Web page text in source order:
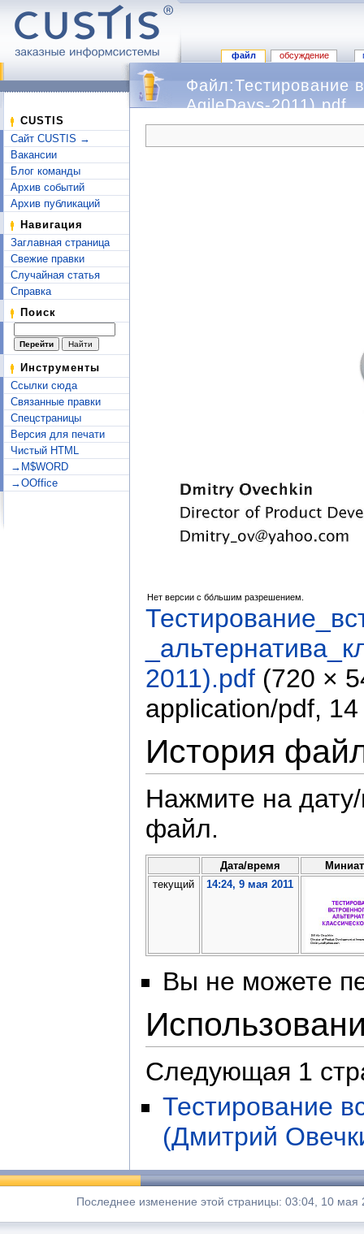
файл обсуждение
CUSTIS
Сайт CUSTIS →
Вакансии
Блог команды
Архив событий
Архив публикаций
Навигация
Заглавная страница
Свежие правки
Случайная статья
Справка
Поиск
Инструменты
Ссылки сюда
Связанные правки
Спецстраницы
Версия для печати
Чистый HTML
→M$WORD
→OOffice
Файл:Тестирование
AgileDays-2011).pdf
Нет версии с бо́льшим разрешением.
2011).pdf (720 ×
application/pdf,
История
Нажмите на
файл.
Дата/время
текущий
14:24, 9 мая 2011
Вы не можете
Следующая 1
Тестирование
(Дмитрий
Последнее изменение этой страницы: 03:04, 10 мая